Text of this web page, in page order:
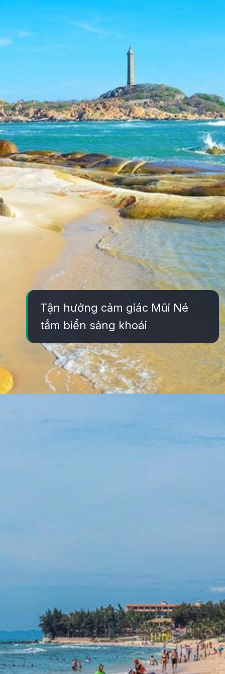
https://yeukhoahoc.edu.vn/bai-bien-mui-ne
Tận hưởng cảm giác Mũi Né
tắm biển sảng khoái